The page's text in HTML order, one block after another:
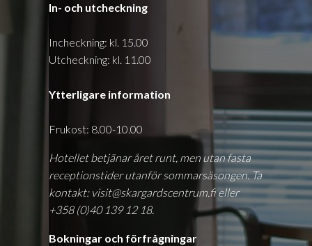
In- och utcheckning
Incheckning: kl. 15.00
Utcheckning: kl. 11.00
Ytterligare information
Frukost: 8.00-10.00
Hotellet betjänar året runt, men utan fasta
receptionstider utanför sommarsäsongen. Ta
kontakt: visit@skargardscentrum.fi eller
+358 (0)40 139 12 18.
Bokningar och förfrågningar